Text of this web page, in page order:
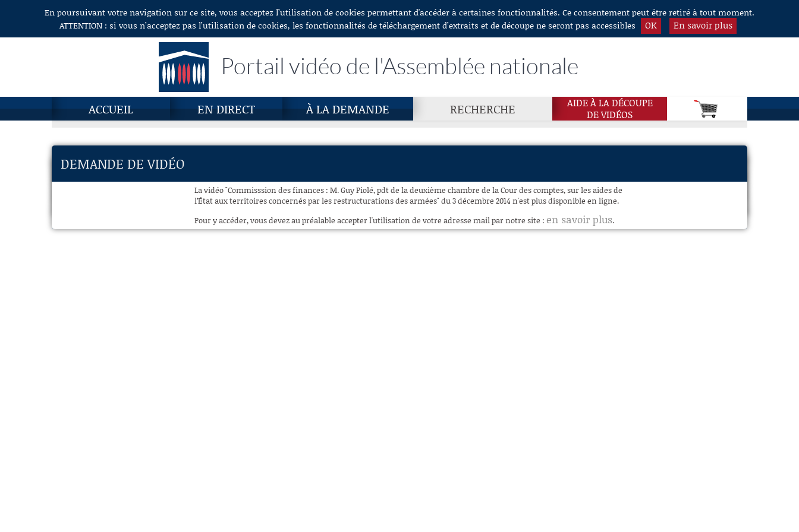
Aller au contenuEn poursuivant votre navigation sur ce site, vous acceptez l’utilisation de cookies permettant d'accéder à certaines fonctionnalités. Ce consentement peut être retiré à tout moment.
ATTENTION : si vous n’acceptez pas l’utilisation de cookies, les fonctionnalités de téléchargement d’extraits et de découpe ne seront pas accessibles
OK En savoir plus
Portail vidéo de l'Assemblée nationale
ACCUEIL EN DIRECT À LA DEMANDE RECHERCHE
AIDE À LA DÉCOUPE
DE VIDÉOS
DEMANDE DE VIDÉO
La vidéo "Commisssion des finances : M. Guy Piolé, pdt de la deuxième chambre de la Cour des comptes, sur les aides de
l’État aux territoires concernés par les restructurations des armées" du 3 décembre 2014 n'est plus disponible en ligne.
Pour y accéder, vous devez au préalable accepter l'utilisation de votre adresse mail par notre site : en savoir plus.